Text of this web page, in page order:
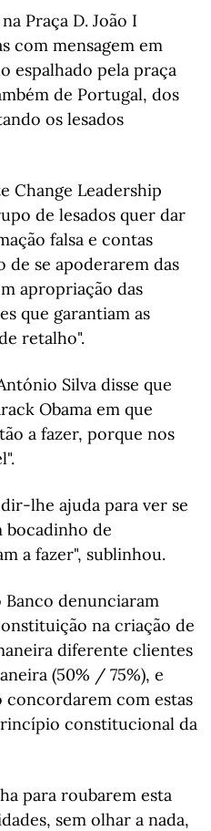
Praça D. João I
com mensagem em
espalhado pela praça
de Portugal, dos
os lesados
Change Leadership
de lesados quer dar
falsa e contas
se apoderarem das
apropriação das
que garantiam as
retalho".
Silva disse que
Obama em que
a fazer, porque nos
lhe ajuda para ver se
bocadinho de
a fazer", sublinhou.
Banco denunciaram
na criação de
diferente clientes
(50% / 75%), e
com estas
constitucional da
para roubarem esta
sem olhar a nada,